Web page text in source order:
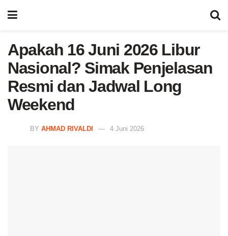
Apakah 16 Juni 2026 Libur
Nasional? Simak Penjelasan
Resmi dan Jadwal Long
Weekend
BY AHMAD RIVALDI 4 Juni 2026